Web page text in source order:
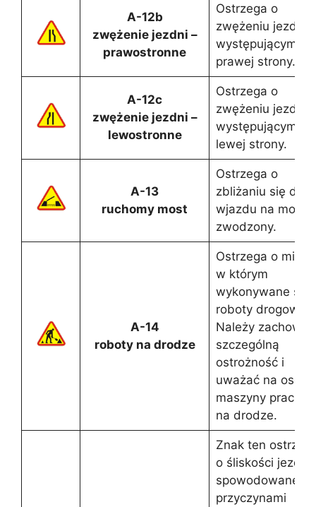
A-12b
zwężenie jezdni –
prawostronne
Ostrzega o
zwężeniu jezdni
występującym z
prawej strony.
A-12c
zwężenie jezdni –
lewostronne
Ostrzega o
zwężeniu jezdni
występującym z
lewej strony.
A-13
ruchomy most
Ostrzega o
zbliżaniu się do
wjazdu na most
zwodzony.
A-14
roboty na drodze
Ostrzega o
w którym
wykonywane są
roboty drogowe.
Należy zachować
szczególną
ostrożność i
uważać na
maszyny
na drodze.
Znak ten
o śliskości jezdni
spowodowanej
przyczynami